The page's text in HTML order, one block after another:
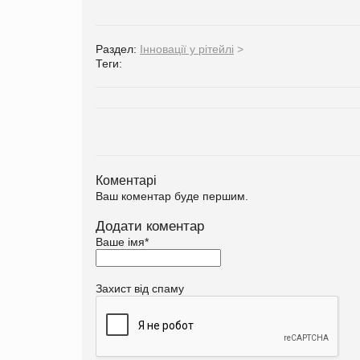
Раздел: Інновації у рітейлі >
Теги:
Коментарі
Ваш коментар буде першим.
Додати коментар
Ваше імя*
Захист від спаму